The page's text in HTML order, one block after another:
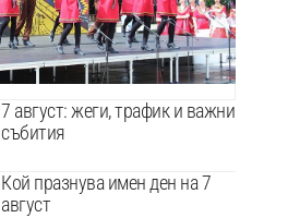
7 август: жеги, трафик и важни
събития
Кой празнува имен ден на 7
август